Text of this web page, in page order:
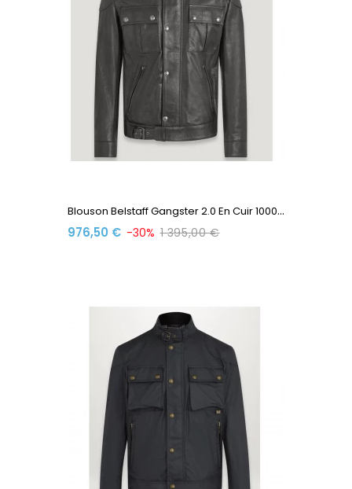
B
Louson Belstaff Gangster 2.0 En Cuir 100035 Black
976,50 € -30% 1 395,00 €